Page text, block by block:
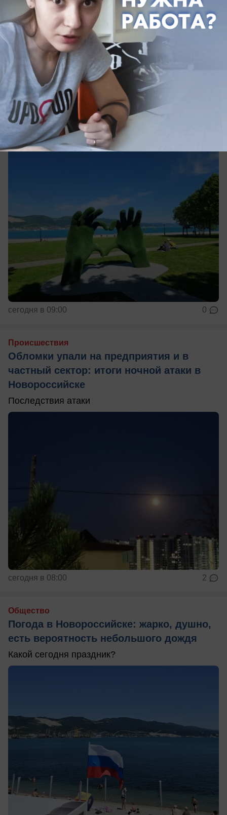
сегодня в 10:20
Общество
Гороскоп от «Блокнота»: Рыбам ждать
романтики, а Львам проявить
скромность
Что принесёт сегодняшний день?
сегодня в 09:00 0
Происшествия
Обломки упали на предприятия и в
частный сектор: итоги ночной атаки в
Новороссийске
Последствия атаки
сегодня в 08:00 2
Общество
Погода в Новороссийске: жарко, душно,
есть вероятность небольшого дождя
Какой сегодня праздник?